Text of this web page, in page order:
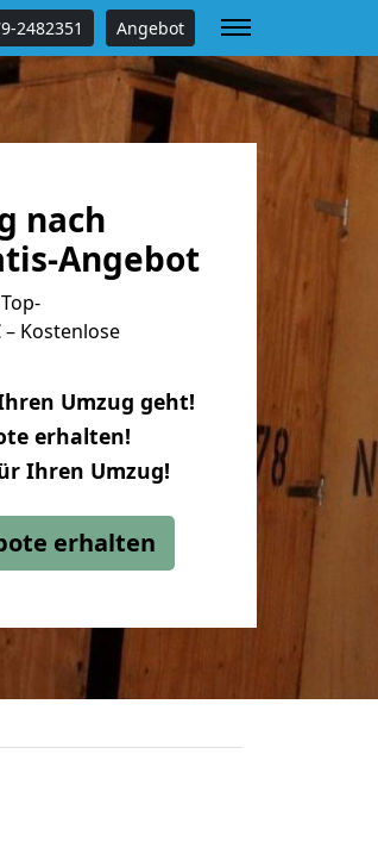
2482351 Angebot
nach
Angebot
Kostenlose
Umzug geht!
erhalten!
Ihren Umzug!
erhalten